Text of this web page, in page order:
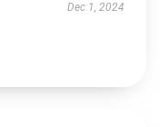
Dec 1, 2024